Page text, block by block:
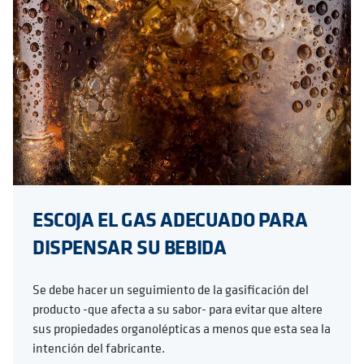
ESCOJA EL GAS ADECUADO PARA
DISPENSAR SU BEBIDA
Se debe hacer un seguimiento de la gasificación del
producto -que afecta a su sabor- para evitar que altere
sus propiedades organolépticas a menos que esta sea la
intención del fabricante.